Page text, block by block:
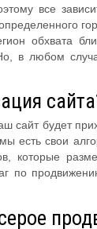
все
обхвата
в любом
сайт будет
есть свои
которые